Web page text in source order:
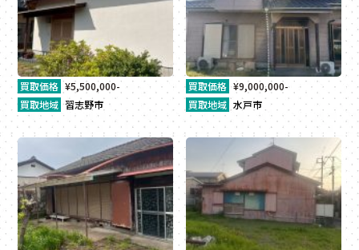
買取価格 ¥5,500,000-
買取地域 習志野市
買取価格 ¥9,000,000-
買取地域 水戸市